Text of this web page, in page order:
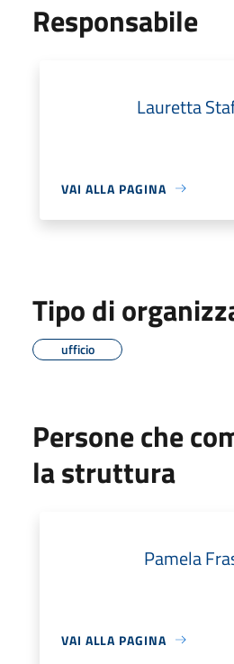
Responsabile
Lauretta
VAI ALLA PAGINA
Tipo di
ufficio
Persone che
la struttura
Pamela
VAI ALLA PAGINA